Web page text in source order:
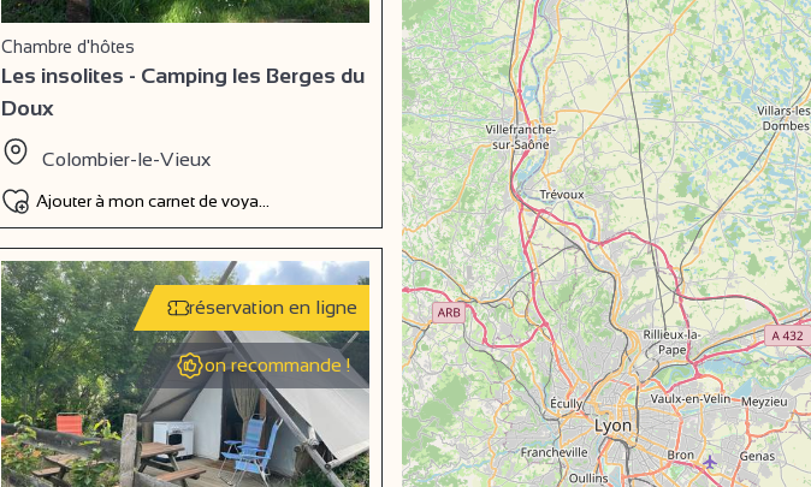
Chambre d'hôtes
Les insolites - Camping les Berges du
Doux
Colombier-le-Vieux
Ajouter à mon carnet de voyage
réservation en ligne
on recommande !